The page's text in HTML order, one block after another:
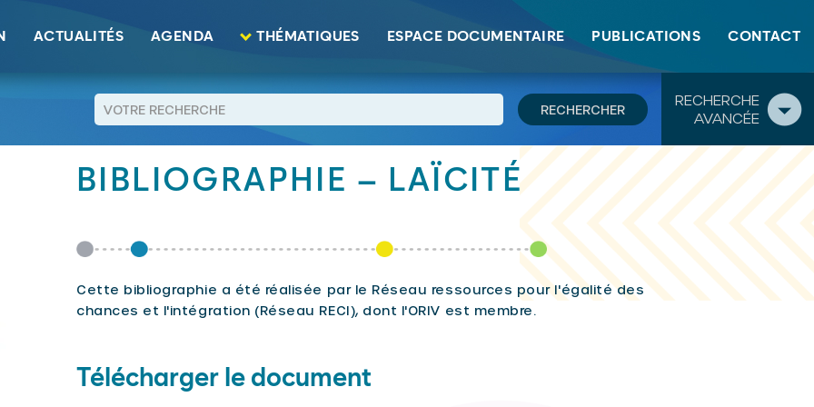
ACTUALITÉS AGENDA THÉMATIQUES ESPACE DOCUMENTAIRE PUBLICATIONS CONTACT
RECHERCHE
AVANCÉE
RETOUR
BIBLIOGRAPHIE – LAÏCITÉ
Cette bibliographie a été réalisée par le Réseau ressources pour l'égalité des
chances et l'intégration (Réseau RECI), dont l'ORIV est membre.
Télécharger le document